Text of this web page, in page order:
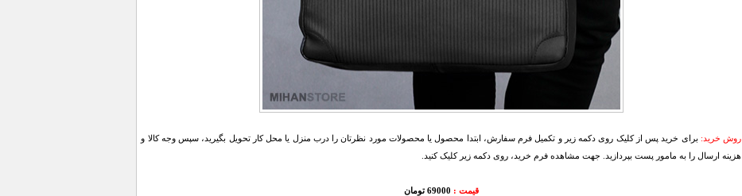
روش خرید: برای خرید پس از کلیک روی دکمه زیر و تکمیل فرم سفارش، ابتدا محصول یا محصولات مورد نظرتان را درب منزل یا محل کار تحویل بگیرید، سپس وجه کالا و
هزینه ارسال را به مامور پست بپردازید. جهت مشاهده فرم خرید، روی دکمه زیر کلیک کنید.
قیمت : 69000 تومان